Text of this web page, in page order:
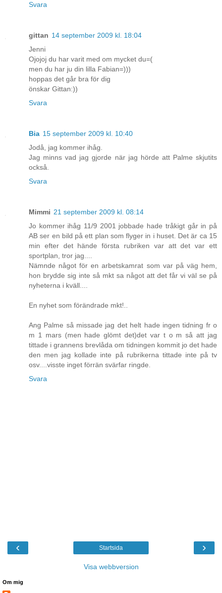
Svara
gittan 14 september 2009 kl. 18:04
Jenni
Ojojoj du har varit med om mycket du=(
men du har ju din lilla Fabian=)))
hoppas det går bra för dig
önskar Gittan:))
Svara
Bia 15 september 2009 kl. 10:40
Jodå, jag kommer ihåg.
Jag minns vad jag gjorde när jag hörde att Palme skjutits
också.
Svara
Mimmi 21 september 2009 kl. 08:14
Jo kommer ihåg 11/9 2001 jobbade hade tråkigt går in på
AB ser en bild på ett plan som flyger in i huset. Det är ca 15
min efter det hände första rubriken var att det var ett
sportplan, tror jag....
Nämnde något för en arbetskamrat som var på väg hem,
hon brydde sig inte så mkt sa något att det får vi väl se på
nyheterna i kväll....
En nyhet som förändrade mkt!..
Ang Palme så missade jag det helt hade ingen tidning fr o
m 1 mars (men hade glömt det)det var t o m så att jag
tittade i grannens brevlåda om tidningen kommit jo det hade
den men jag kollade inte på rubrikerna tittade inte på tv
osv....visste inget förrän svärfar ringde.
Svara
‹ ›
Startsida
Visa webbversion
Om mig